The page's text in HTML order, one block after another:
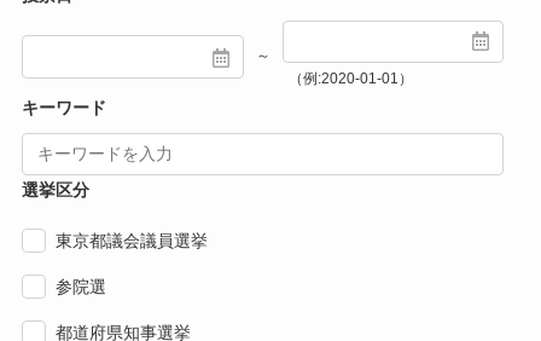
～
（例:2020-01-01）
キーワード
選挙区分
東京都議会議員選挙
参院選
都道府県知事選挙